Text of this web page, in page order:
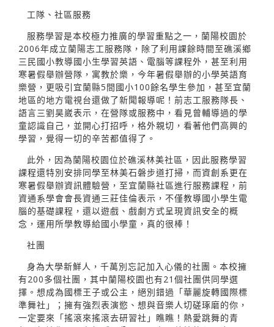
工隊、社區服務
服務學習是本校極力推廣的學習重點之一，蘭陽校園於
2006年成立蘭陽志工服務隊，除了利用課餘時間至礁溪鄉
三民國小教導國小生學習英語、電腦等課程外，甚至利用
寒暑假舉辦營隊，寓教於樂，今年暑假舉辦的小學英語育
樂營，更吸引宜蘭縣5間國小100餘名學生參加，甚至宜蘭
地區的地方電視台還做了新聞報導呢！前志工服務隊長、
語言三劉昊崴表示，在營隊或服務中，看見曾輔導過的學
童認識自己，並開心打招呼，格外親切，看著他們高興的
學習，覺得一切的辛苦都值得了。
此外，因為蘭陽校園位於礁溪林美社區，因此服務學習
課程還特別安排同學至林美石磐步道打掃，而資創系更在
寒暑假舉辦資訊體驗營，至宜蘭縣社區進行服務課程，前
資通系學會會長資通三莊佳倫表示，不僅教導國小學生電
腦的基礎課程，還以遊戲、戲劇方式呈現資訊安全的概
念，運用所學教導給國小學童，真的很棒！
社團
身為大學新鮮人，千萬別忘記加入心儀的社團。本校擁
有200多個社團，其中蘭陽校園也有21個社團供同學選
擇。想成為國標王子或公主，絕別錯過「華麗旋轉國際標
準舞社」；擁有強烈表演慾、想與音樂人切磋琢磨的你，
一定要來「搖滾來搖滾去研習社」瞧瞧！熱愛跳舞的青